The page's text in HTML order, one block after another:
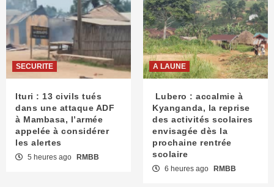
SECURITE
Ituri : 13 civils tués
dans une attaque ADF
à Mambasa, l’armée
appelée à considérer
les alertes
5 heures ago RMBB
A LAUNE
Lubero : accalmie à
Kyanganda, la reprise
des activités scolaires
envisagée dès la
prochaine rentrée
scolaire
6 heures ago RMBB